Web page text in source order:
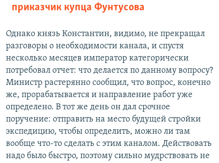
приказчик купца Фунтусова
Однако князь Константин, видимо, не прекращал
разговоры о необходимости канала, и спустя
несколько месяцев император категорически
потребовал отчет: что делается по данному вопросу?
Министр растерянно сообщил, что вопрос, конечно
же, прорабатывается и направление работ уже
определено. В тот же день он дал срочное
поручение: отправить на место будущей стройки
экспедицию, чтобы определить, можно ли там
вообще что-то сделать с этим каналом. Действовать
надо было быстро, поэтому сильно мудрствовать не